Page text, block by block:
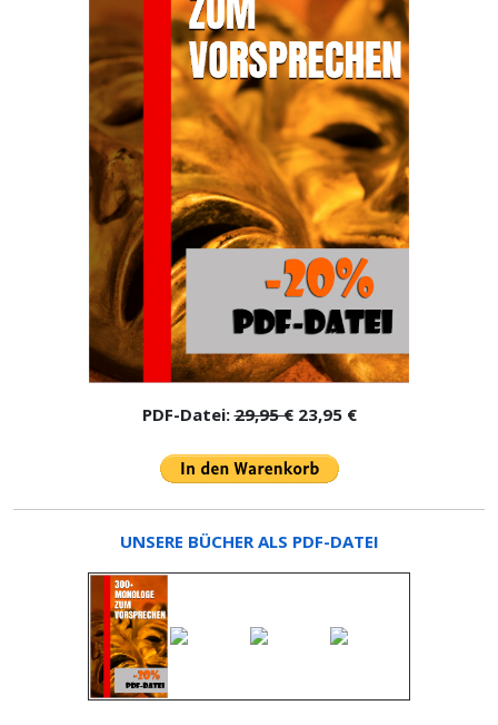
PDF-Datei:29,95 €23,95 €
UNSERE BÜCHER ALS PDF-DATEI